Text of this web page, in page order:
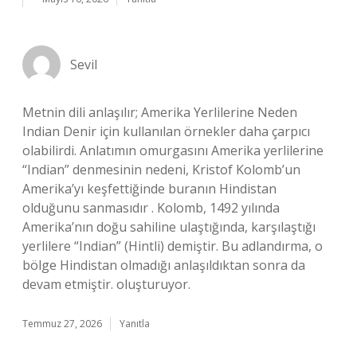
Sevil
Metnin dili anlaşılır; Amerika Yerlilerine Neden
Indian Denir için kullanılan örnekler daha çarpıcı
olabilirdi. Anlatımın omurgasını Amerika yerlilerine
“Indian” denmesinin nedeni, Kristof Kolomb’un
Amerika’yı keşfettiğinde buranın Hindistan
olduğunu sanmasıdır . Kolomb, 1492 yılında
Amerika’nın doğu sahiline ulaştığında, karşılaştığı
yerlilere “Indian” (Hintli) demiştir. Bu adlandırma, o
bölge Hindistan olmadığı anlaşıldıktan sonra da
devam etmiştir. oluşturuyor.
Temmuz 27, 2026 Yanıtla